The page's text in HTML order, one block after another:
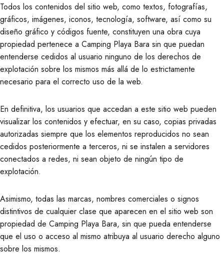
Todos los contenidos del sitio web, como textos, fotografías,
gráficos, imágenes, iconos, tecnología, software, así como su
diseño gráfico y códigos fuente, constituyen una obra cuya
propiedad pertenece a Camping Playa Bara sin que puedan
entenderse cedidos al usuario ninguno de los derechos de
explotación sobre los mismos más allá de lo estrictamente
necesario para el correcto uso de la web.
En definitiva, los usuarios que accedan a este sitio web pueden
visualizar los contenidos y efectuar, en su caso, copias privadas
autorizadas siempre que los elementos reproducidos no sean
cedidos posteriormente a terceros, ni se instalen a servidores
conectados a redes, ni sean objeto de ningún tipo de
explotación.
Asimismo, todas las marcas, nombres comerciales o signos
distintivos de cualquier clase que aparecen en el sitio web son
propiedad de Camping Playa Bara, sin que pueda entenderse
que el uso o acceso al mismo atribuya al usuario derecho alguno
sobre los mismos.